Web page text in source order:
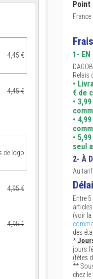
4,45 €
4,45 €
de logo
4,95 €
4,95 €
Point
1- EN
Relais
•
€ de
•
•
•
seul
2- À
Au
Entre
(voir la
des
*
jours
(fêtes
**
chez